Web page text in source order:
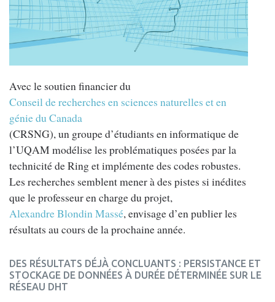
Avec le soutien financier du
Conseil de recherches en sciences naturelles et en
génie du Canada
(CRSNG), un groupe d’étudiants en informatique de
l’UQAM modélise les problématiques posées par la
technicité de Ring et implémente des codes robustes.
Les recherches semblent mener à des pistes si inédites
que le professeur en charge du projet,
Alexandre Blondin Massé, envisage d’en publier les
résultats au cours de la prochaine année.
DES RÉSULTATS DÉJÀ CONCLUANTS : PERSISTANCE ET
STOCKAGE DE DONNÉES À DURÉE DÉTERMINÉE SUR LE
RÉSEAU DHT